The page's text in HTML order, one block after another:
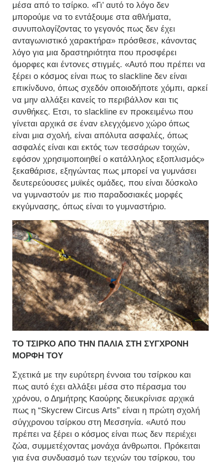
μέσα από το τσίρκο. «Γι’ αυτό το λόγο δεν
μπορούμε να το εντάξουμε στα αθλήματα,
συνυπολογίζοντας το γεγονός πως δεν έχει
ανταγωνιστικό χαρακτήρα» πρόσθεσε, κάνοντας
λόγο για μια δραστηριότητα που προσφέρει
όμορφες και έντονες στιγμές. «Αυτό που πρέπει να
ξέρει ο κόσμος είναι πως το slackline δεν είναι
επικίνδυνο, όπως σχεδόν οποιοδήποτε χόμπι, αρκεί
να μην αλλάξει κανείς το περιβάλλον και τις
συνθήκες. Ετσι, το slackline εν προκειμένω που
γίνεται αρχικά σε έναν ελεγχόμενο χώρο όπως
είναι μια σχολή, είναι απόλυτα ασφαλές, όπως
ασφαλές είναι και εκτός των τεσσάρων τοιχών,
εφόσον χρησιμοποιηθεί ο κατάλληλος εξοπλισμός»
ξεκαθάρισε, εξηγώντας πως μπορεί να γυμνάσει
δευτερεύουσες μυϊκές ομάδες, που είναι δύσκολο
να γυμναστούν με πιο παραδοσιακές μορφές
εκγύμνασης, όπως είναι το γυμναστήριο.
ΤΟ ΤΣΙΡΚΟ ΑΠΟ ΤΗΝ ΠΑΛΙΑ ΣΤΗ ΣΥΓΧΡΟΝΗ
ΜΟΡΦΗ ΤΟΥ
Σχετικά με την ευρύτερη έννοια του τσίρκου και
πως αυτό έχει αλλάξει μέσα στο πέρασμα του
χρόνου, ο Δημήτρης Καούρης διευκρίνισε αρχικά
πως η “Skycrew Circus Arts” είναι η πρώτη σχολή
σύγχρονου τσίρκου στη Μεσσηνία. «Αυτό που
πρέπει να ξέρει ο κόσμος είναι πως δεν περιέχει
ζώα, συμμετέχοντας μονάχα άνθρωποι. Πρόκειται
για ένα συνδυασμό των τεχνών του τσίρκου, του